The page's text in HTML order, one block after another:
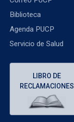
Biblioteca
Agenda PUCP
Servicio de Salud
LIBRO DE
RECLAMACIONES